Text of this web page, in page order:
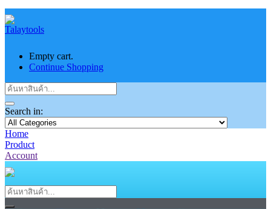
Empty cart.
Continue Shopping
Search in:
Home
Product
Account